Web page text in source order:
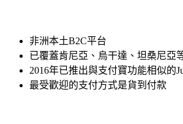
非洲本土B2C平台
已覆蓋肯尼亞、烏干達、坦桑尼亞
2016年已推出與支付寶功能相似的
最受歡迎的支付方式是貨到付款